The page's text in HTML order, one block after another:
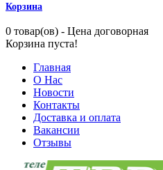
Корзина
0 товар(ов) - Цена договорная
Корзина пуста!
Главная
О Нас
Новости
Контакты
Доставка и оплата
Вакансии
Отзывы